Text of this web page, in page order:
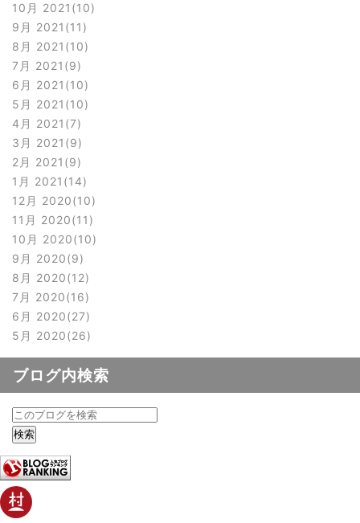
10月 2021 10
9月 2021 11
8月 2021 10
7月 2021 9
6月 2021 10
5月 2021 10
4月 2021 7
3月 2021 9
2月 2021 9
1月 2021 14
12月 2020 10
11月 2020 11
10月 2020 10
9月 2020 9
8月 2020 12
7月 2020 16
6月 2020 27
5月 2020 26
ブログ内検索